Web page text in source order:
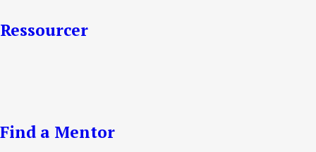
Ressourcer
Find a Mentor